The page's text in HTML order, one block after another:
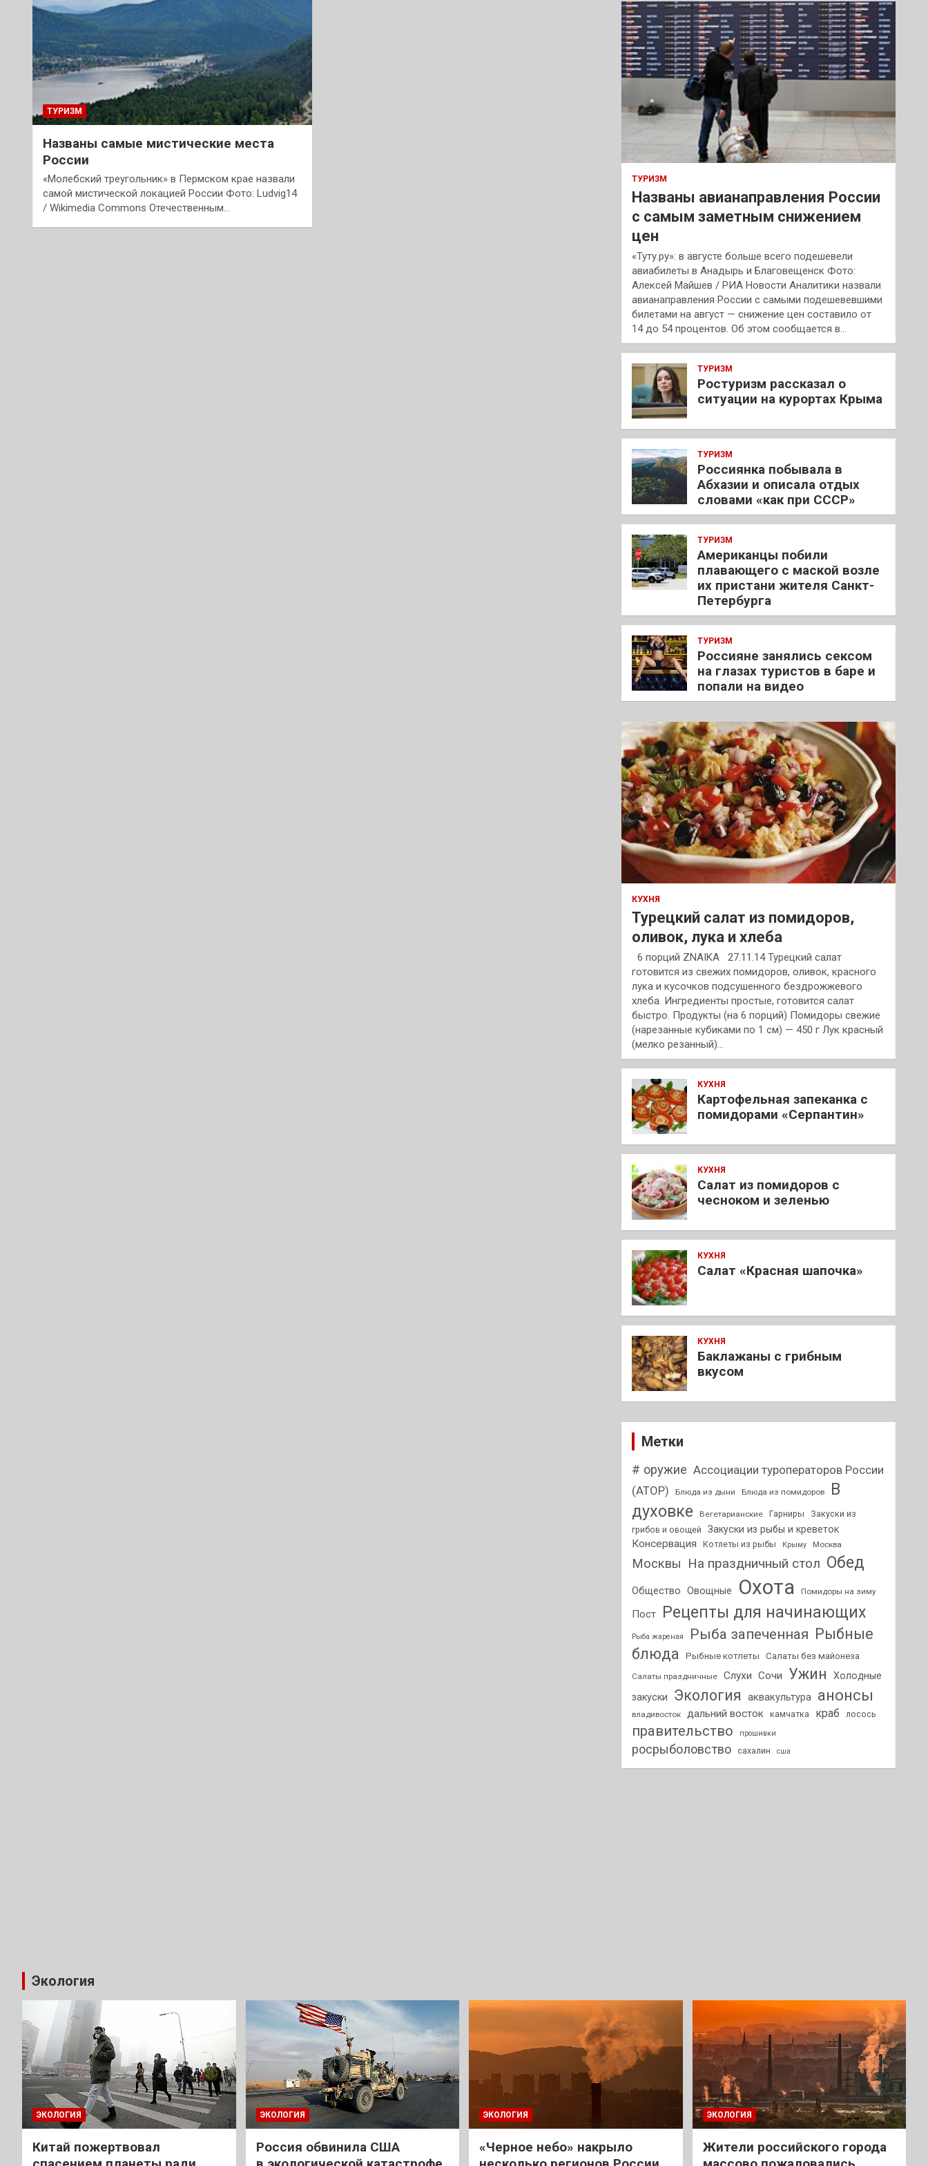
ТУРИЗМ
Названы самые мистические места
России
«Молебский треугольник» в Пермском крае назвали
самой мистической локацией России Фото: Ludvig14
/ Wikimedia Commons Отечественным…
к
ТУРИЗМ
Названы авианаправления России
с самым заметным снижением
цен
«Туту.ру»: в августе больше всего подешевели
авиабилеты в Анадырь и Благовещенск Фото:
Алексей Майшев / РИА Новости Аналитики назвали
авианаправления России с самыми подешевевшими
билетами на август — снижение цен составило от
14 до 54 процентов. Об этом сообщается в…
ТУРИЗМ
Ростуризм рассказал о
ситуации на курортах Крыма
ТУРИЗМ
Россиянка побывала в
Абхазии и описала отдых
словами «как при СССР»
ТУРИЗМ
Американцы побили
плавающего с маской возле
их пристани жителя Санкт-
Петербурга
ТУРИЗМ
Россияне занялись сексом
на глазах туристов в баре и
попали на видео
КУХНЯ
Турецкий салат из помидоров,
оливок, лука и хлеба
6 порций ZNAIKA 27.11.14 Турецкий салат
готовится из свежих помидоров, оливок, красного
лука и кусочков подсушенного бездрожжевого
хлеба. Ингредиенты простые, готовится салат
быстро. Продукты (на 6 порций) Помидоры свежие
(нарезанные кубиками по 1 см) — 450 г Лук красный
(мелко резанный)…
КУХНЯ
Картофельная запеканка с
помидорами «Серпантин»
КУХНЯ
Салат из помидоров с
чесноком и зеленью
КУХНЯ
Салат «Красная шапочка»
КУХНЯ
Баклажаны с грибным
вкусом
Метки
# оружие Ассоциации туроператоров России
(АТОР)
Блюда из дыни Блюда из помидоров
В
духовке
Вегетарианские Гарниры
Закуски из
грибов и овощей
Закуски из рыбы и креветок
Консервация Котлеты из рыбы Крыму Москва
Москвы На праздничный стол Обед
Общество Овощные Охота Помидоры на зиму
Пост Рецепты для начинающих
Рыба жареная Рыба запеченная Рыбные
блюда
Рыбные котлеты Салаты без майонеза
Салаты праздничные Слухи Сочи Ужин
Холодные
закуски
Экология аквакультура анонсы
владивосток дальний восток камчатка краб лосось
правительство прошивки
росрыболовство сахалин сша
Экология
ЭКОЛОГИЯ
Китай пожертвовал
ЭКОЛОГИЯ
Россия обвинила США
ЭКОЛОГИЯ
«Черное небо» накрыло
ЭКОЛОГИЯ
Жители российского города